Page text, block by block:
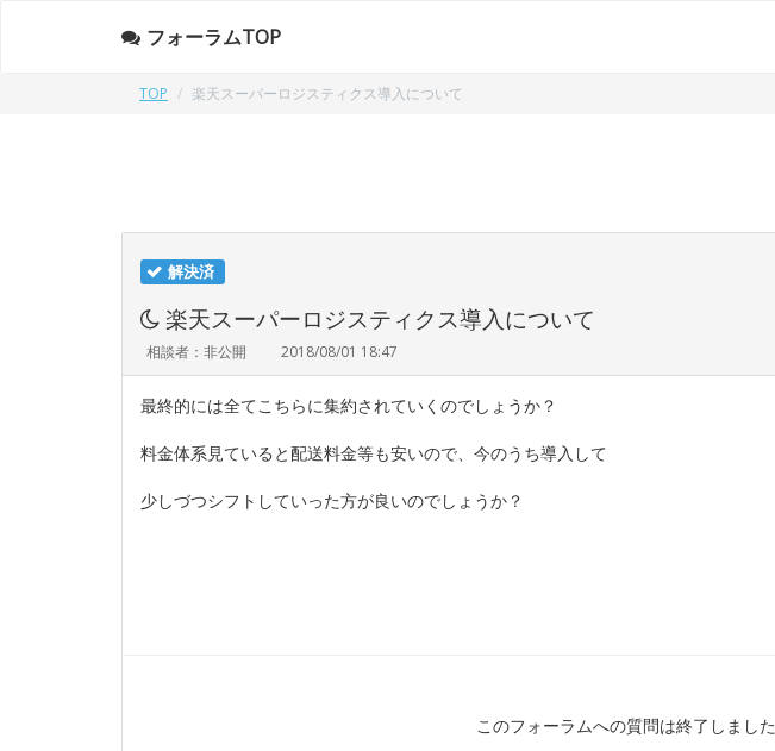
フォーラムTOP
TOP 楽天スーパーロジスティクス導入について
解決済
楽天スーパーロジスティクス導入について
相談者：非公開 2018/08/01 18:47
最終的には全てこちらに集約されていくのでしょうか？
料金体系見ていると配送料金等も安いので、今のうち導入して
少しづつシフトしていった方が良いのでしょうか？
このフォーラムへの質問は終了しました